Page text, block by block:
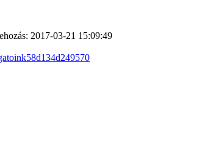
2017-03-21 15:09:49